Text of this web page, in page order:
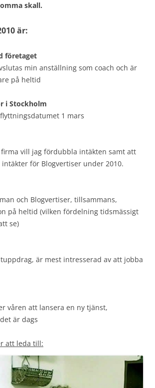
skall.
är:
företaget
min anställning som coach och är
på heltid
i Stockholm
1 mars
vill jag fördubbla intäkten samt att
för Blogvertiser under 2010.
och Blogvertiser, tillsammans,
på heltid (vilken fördelning tidsmässigt
se)
är mest intresserad av att jobba
våren att lansera en ny tjänst,
är dags
att leda till: